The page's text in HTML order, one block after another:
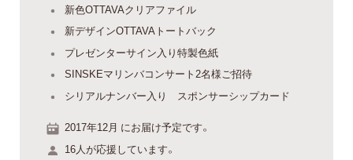
新色OTTAVAクリアファイル
新デザインOTTAVAトートバック
プレゼンターサイン入り特製色紙
SINSKEマリンバコンサート2名様ご招待
シリアルナンバー入り スポンサーシップカード
2017年12月 にお届け予定です。
16人が応援しています。